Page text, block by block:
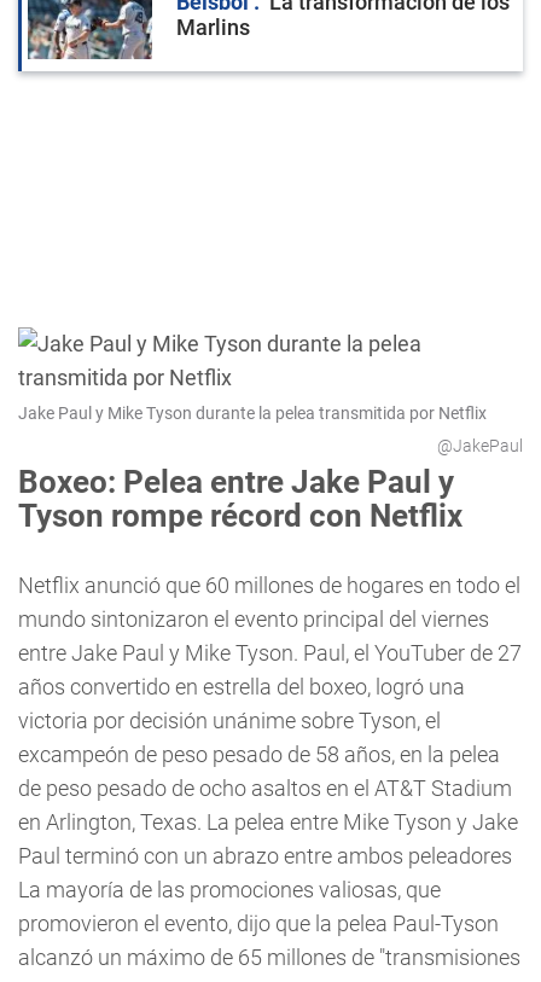
Marlins
Jake Paul y Mike Tyson durante la pelea transmitida por Netflix
@JakePaul
Boxeo: Pelea entre Jake Paul y
Tyson rompe récord con Netflix
Netflix anunció que 60 millones de hogares en todo el
mundo sintonizaron el evento principal del viernes
entre Jake Paul y Mike Tyson. Paul, el YouTuber de 27
años convertido en estrella del boxeo, logró una
victoria por decisión unánime sobre Tyson, el
excampeón de peso pesado de 58 años, en la pelea
de peso pesado de ocho asaltos en el AT&T Stadium
en Arlington, Texas. La pelea entre Mike Tyson y Jake
Paul terminó con un abrazo entre ambos peleadores
La mayoría de las promociones valiosas, que
promovieron el evento, dijo que la pelea Paul-Tyson
alcanzó un máximo de 65 millones de "transmisiones